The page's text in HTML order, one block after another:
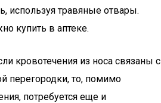
используя травяные отвары.
купить в аптеке.
кровотечения из носа связаны с
перегородки, то, помимо
потребуется еще и